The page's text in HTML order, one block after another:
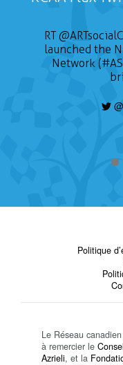
RT
launched the
Network
Politique
Le Réseau
à remercier le
Azrieli, et la